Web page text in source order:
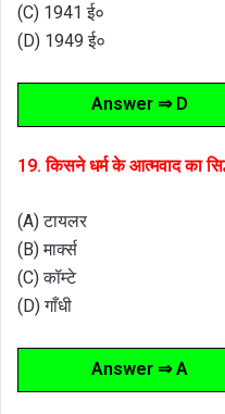
(C) 1941 ई०
(D) 1949 ई०
Answer ⇒ D
19. किसने धर्म के आत्मवाद का
(A) टायलर
(B) मार्क्स
(C) कॉम्टे
(D) गाँधी
Answer ⇒ A